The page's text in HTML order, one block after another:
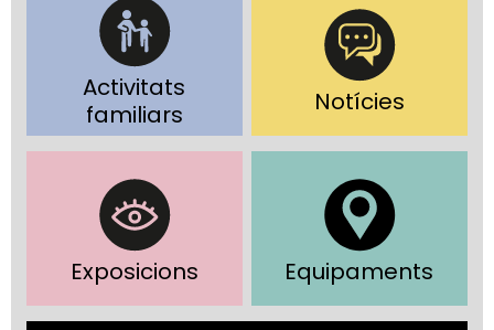
Activitats
familiars
Notícies
Exposicions Equipaments